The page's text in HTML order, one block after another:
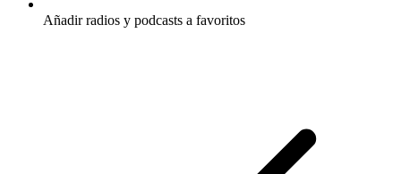
Añadir radios y podcasts a favoritos